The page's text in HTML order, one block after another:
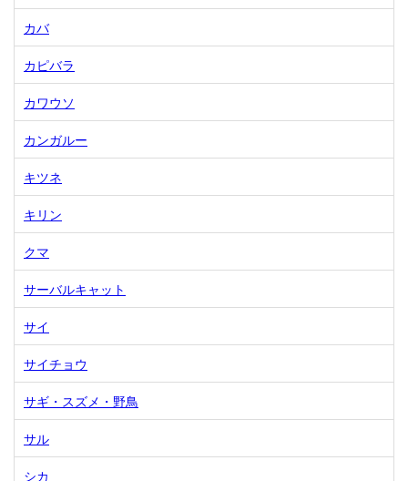
カバ
カピバラ
カワウソ
カンガルー
キツネ
キリン
クマ
サーバルキャット
サイ
サイチョウ
サギ・スズメ・野鳥
サル
シカ